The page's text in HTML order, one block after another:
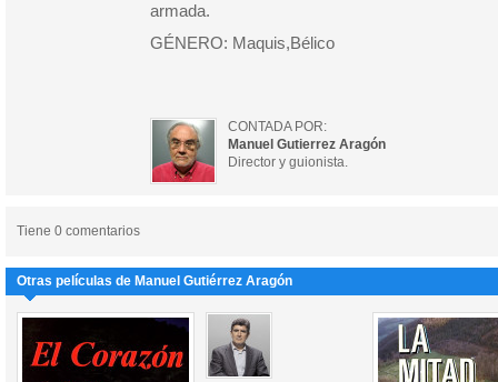
armada.
GÉNERO: Maquis,Bélico
CONTADA POR:
Manuel Gutierrez Aragón
Director y guionista.
Tiene 0 comentarios
Otras películas de Manuel Gutiérrez Aragón